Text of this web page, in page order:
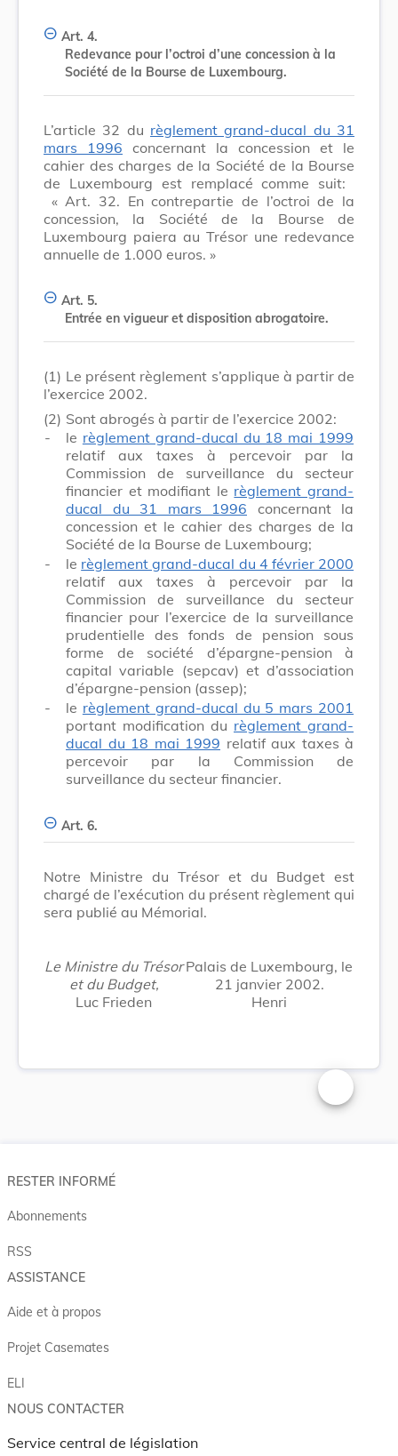
Art. 4.
Redevance pour l’octroi d’une concession à la
Société de la Bourse de Luxembourg.
L’article 32 du règlement grand-ducal du 31
mars 1996 concernant la concession et le
cahier des charges de la Société de la Bourse
de Luxembourg est remplacé comme suit:
« Art. 32. En contrepartie de l’octroi de la
concession, la Société de la Bourse de
Luxembourg paiera au Trésor une redevance
annuelle de 1.000 euros. »
Art. 5.
Entrée en vigueur et disposition abrogatoire.
(1) Le présent règlement s’applique à partir de
l’exercice 2002.
(2) Sont abrogés à partir de l’exercice 2002:
-
le règlement grand-ducal du 18 mai 1999
relatif aux taxes à percevoir par la
Commission de surveillance du secteur
financier et modifiant le règlement grand-
ducal du 31 mars 1996 concernant la
concession et le cahier des charges de la
Société de la Bourse de Luxembourg;
-
le règlement grand-ducal du 4 février 2000
relatif aux taxes à percevoir par la
Commission de surveillance du secteur
financier pour l’exercice de la surveillance
prudentielle des fonds de pension sous
forme de société d’épargne-pension à
capital variable (sepcav) et d’association
d’épargne-pension (assep);
-
le règlement grand-ducal du 5 mars 2001
portant modification du règlement grand-
ducal du 18 mai 1999 relatif aux taxes à
percevoir par la Commission de
surveillance du secteur financier.
Art. 6.
Notre Ministre du Trésor et du Budget est
chargé de l’exécution du présent règlement qui
sera publié au Mémorial.
Le Ministre du Trésor
et du Budget,
Luc Frieden
Palais de Luxembourg, le
21 janvier 2002.
Henri
Changer la
RESTER INFORMÉ
Abonnements
RSS
ASSISTANCE
Aide et à propos
Projet Casemates
ELI
NOUS CONTACTER
Service central de législation